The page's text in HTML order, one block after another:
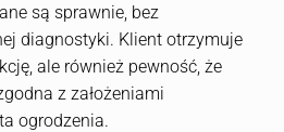
są sprawnie, bez
diagnostyki. Klient otrzymuje
ale również pewność, że
z założeniami
ogrodzenia.